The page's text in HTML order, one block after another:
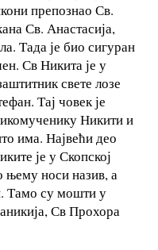
препознао Св.
Св. Анастасија,
Тада је био сигуран
Св Никита је у
свете лозе
Тај човек је
Никити и
има. Највећи део
је у Скопској
њему носи назив, а
Тамо су мошти у
Св Прохора